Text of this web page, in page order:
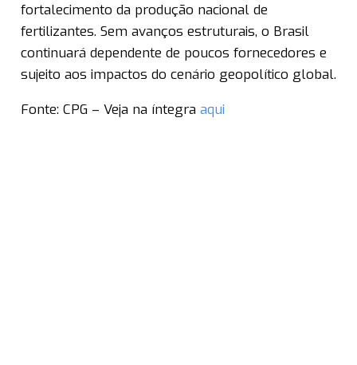
fortalecimento da produção nacional de
fertilizantes. Sem avanços estruturais, o Brasil
continuará dependente de poucos fornecedores e
sujeito aos impactos do cenário geopolítico global.
Fonte: CPG – Veja na íntegra aqui